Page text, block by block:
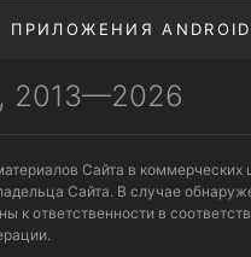
ПРИЛОЖЕНИЯ ANDROID
, 2013—2026
Сайта в коммерческих
Сайта. В случае
к ответственности в